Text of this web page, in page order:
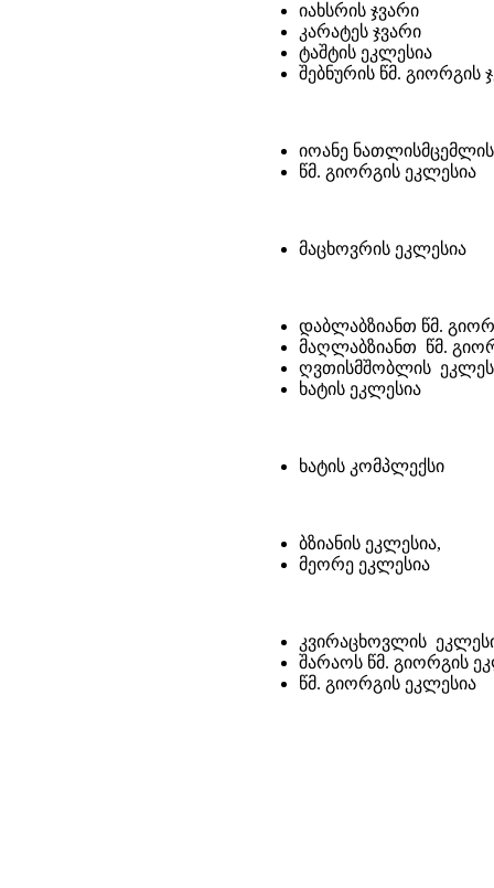
იახსრის ჯვარი
კარატეს ჯვარი
ტაშტის ეკლესია
შებნურის წმ. გიორგის
იოანე
წმ. გიორგის ეკლესია
მაცხოვრის ეკლესია
დაბლაბზიანთ წმ.
მაღლაბზიანთ წმ.
ღვთისმშობლის
ხატის ეკლესია
ხატის კომპლექსი
ბზიანის ეკლესია,
მეორე ეკლესია
კვირაცხოვლის
შარაოს წმ. გიორგის
წმ. გიორგის ეკლესია